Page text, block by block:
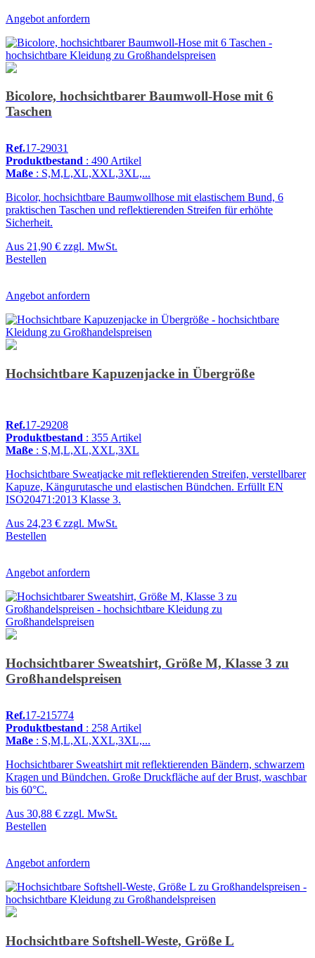
Angebot anfordern
Bicolore, hochsichtbarer Baumwoll-Hose mit 6
Taschen
Ref.17-29031
Produktbestand : 490 Artikel
Maße : S,M,L,XL,XXL,3XL,...
Bicolor, hochsichtbare Baumwollhose mit elastischem Bund, 6
praktischen Taschen und reflektierenden Streifen für erhöhte
Sicherheit.
Aus 21,90 € zzgl. MwSt.
Bestellen
Angebot anfordern
Hochsichtbare Kapuzenjacke in Übergröße
Ref.17-29208
Produktbestand : 355 Artikel
Maße : S,M,L,XL,XXL,3XL
Hochsichtbare Sweatjacke mit reflektierenden Streifen, verstellbarer
Kapuze, Kängurutasche und elastischen Bündchen. Erfüllt EN
ISO20471:2013 Klasse 3.
Aus 24,23 € zzgl. MwSt.
Bestellen
Angebot anfordern
Hochsichtbarer Sweatshirt, Größe M, Klasse 3 zu
Großhandelspreisen
Ref.17-215774
Produktbestand : 258 Artikel
Maße : S,M,L,XL,XXL,3XL,...
Hochsichtbarer Sweatshirt mit reflektierenden Bändern, schwarzem
Kragen und Bündchen. Große Druckfläche auf der Brust, waschbar
bis 60°C.
Aus 30,88 € zzgl. MwSt.
Bestellen
Angebot anfordern
Hochsichtbare Softshell-Weste, Größe L